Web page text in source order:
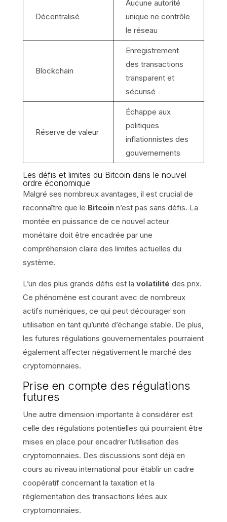
Décentralisé
Aucune autorité
unique ne contrôle
le réseau
Blockchain
Enregistrement
des transactions
transparent et
sécurisé
Réserve de valeur
Échappe aux
politiques
inflationnistes des
gouvernements
Les défis et limites du Bitcoin dans le nouvel
ordre économique
Malgré ses nombreux avantages, il est crucial de
reconnaître que le Bitcoinn’est pas sans défis. La
montée en puissance de ce nouvel acteur
monétaire doit être encadrée par une
compréhension claire des limites actuelles du
système.
L’un des plus grands défis est la volatilité des prix.
Ce phénomène est courant avec de nombreux
actifs numériques, ce qui peut décourager son
utilisation en tant qu’unité d’échange stable. De plus,
les futures régulations gouvernementales pourraient
également affecter négativement le marché des
cryptomonnaies.
Prise en compte des régulations
futures
Une autre dimension importante à considérer est
celle des régulations potentielles qui pourraient être
mises en place pour encadrer l’utilisation des
cryptomonnaies. Des discussions sont déjà en
cours au niveau international pour établir un cadre
coopératif concernant la taxation et la
réglementation des transactions liées aux
cryptomonnaies.